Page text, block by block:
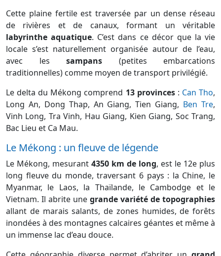
Cette plaine fertile est traversée par un dense réseau
de rivières et de canaux, formant un véritable
labyrinthe aquatique. C’est dans ce décor que la vie
locale s’est naturellement organisée autour de l’eau,
avec les sampans (petites embarcations
traditionnelles) comme moyen de transport privilégié.
Le delta du Mékong comprend 13 provinces: Can Tho,
Long An, Dong Thap, An Giang, Tien Giang, Ben Tre,
Vinh Long, Tra Vinh, Hau Giang, Kien Giang, Soc Trang,
Bac Lieu et Ca Mau.
Le Mékong : un fleuve de légende
Le Mékong, mesurant 4350 km de long, est le 12e plus
long fleuve du monde, traversant 6 pays : la Chine, le
Myanmar, le Laos, la Thaïlande, le Cambodge et le
Vietnam. Il abrite une grande variété de topographies
allant de marais salants, de zones humides, de forêts
inondées à des montagnes calcaires géantes et même à
un immense lac d’eau douce.